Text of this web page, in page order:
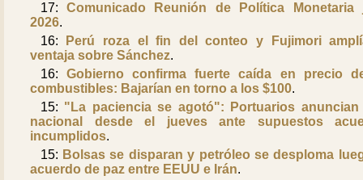
17:Comunicado Reunión de Política Monetaria
2026.
16:
Perú roza el fin del conteo y Fujimori
ventaja sobre Sánchez.
16: Gobierno confirma fuerte caída en precio
combustibles: Bajarían en torno a los $100.
15: "La paciencia se agotó": Portuarios anuncian
nacional desde el jueves ante supuestos
incumplidos.
15: Bolsas se disparan y petróleo se desploma
acuerdo de paz entre EEUU e Irán.